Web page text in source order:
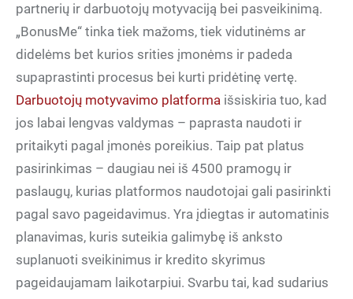
partnerių ir darbuotojų motyvaciją bei pasveikinimą.
„BonusMe“ tinka tiek mažoms, tiek vidutinėms ar
didelėms bet kurios srities įmonėms ir padeda
supaprastinti procesus bei kurti pridėtinę vertę.
Darbuotojų motyvavimo platforma išsiskiria tuo, kad
jos labai lengvas valdymas – paprasta naudoti ir
pritaikyti pagal įmonės poreikius. Taip pat platus
pasirinkimas – daugiau nei iš 4500 pramogų ir
paslaugų, kurias platformos naudotojai gali pasirinkti
pagal savo pageidavimus. Yra įdiegtas ir automatinis
planavimas, kuris suteikia galimybę iš anksto
suplanuoti sveikinimus ir kredito skyrimus
pageidaujamam laikotarpiui. Svarbu tai, kad sudarius